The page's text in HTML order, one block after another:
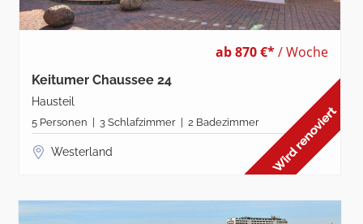
ab 870 €*/ Woche
Keitumer Chaussee 24
Hausteil
5 Personen | 3 Schlafzimmer | 2 Badezimmer
Westerland